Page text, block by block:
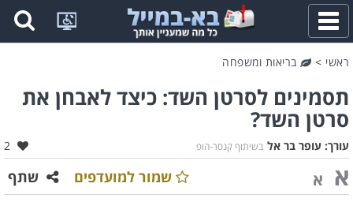
פתח
תפריט
ראשי > בריאות ומשפחה
תסמינים לסרטן השד: כיצד לאבחן את
סרטן השד?
בשיתוף קנסר-הופ עורך: עופר בר אל 2
א א שתף שמור למועדפים